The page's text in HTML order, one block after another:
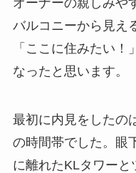
バルコニーから見え
「ここに住みたい
なったと思います。
最初に内見をしたの
の時間帯でした。眼
に離れたKLタワーと